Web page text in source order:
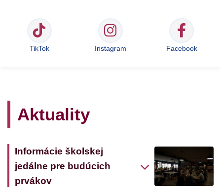
TikTok Instagram Facebook
Aktuality
Informácie školskej
jedálne pre budúcich
prvákov